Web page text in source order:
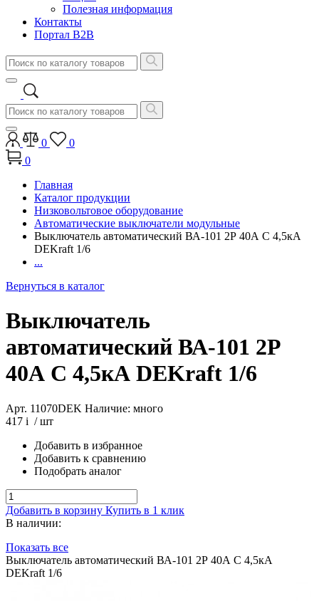
Полезная информация
Контакты
Портал B2B
0
0
0
Главная
Каталог продукции
Низковольтовое оборудование
Автоматические выключатели модульные
Выключатель автоматический ВА-101 2Р 40А C 4,5кА
DEKraft 1/6
...
Вернуться в каталог
Выключатель
автоматический ВА-101 2Р
40А C 4,5кА DEKraft 1/6
Арт. 11070DEK Наличие: много
417 i / шт
Добавить в избранное
Добавить к сравнению
Подобрать аналог
Добавить в корзину Купить в 1 клик
В наличии:
Показать все
Выключатель автоматический ВА-101 2Р 40А C 4,5кА
DEKraft 1/6